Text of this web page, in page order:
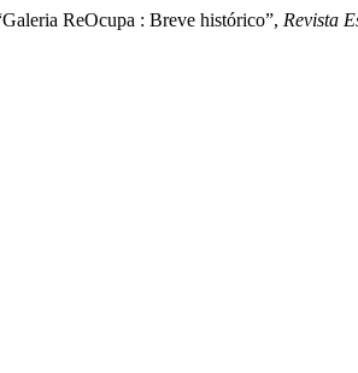
ReOcupa : Breve histórico”, Revista